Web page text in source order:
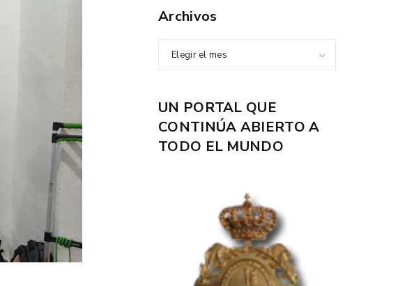
Archivos
Elegir el mes
UN PORTAL QUE
CONTINÚA ABIERTO A
TODO EL MUNDO